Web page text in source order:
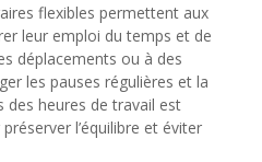
flexibles permettent aux
leur emploi du temps et de
déplacements ou à des
les pauses régulières et la
des heures de travail est
l’équilibre et éviter